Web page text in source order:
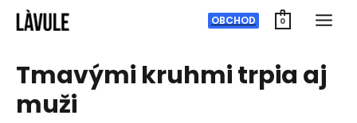
Preskočiť
na
OBCHOD 0
Tmavými kruhmi trpia aj
muži